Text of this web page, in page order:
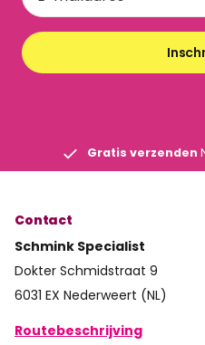
Gratis verzenden
Contact
Schmink Specialist
Dokter Schmidstraat 9
6031 EX Nederweert (NL)
Routebeschrijving